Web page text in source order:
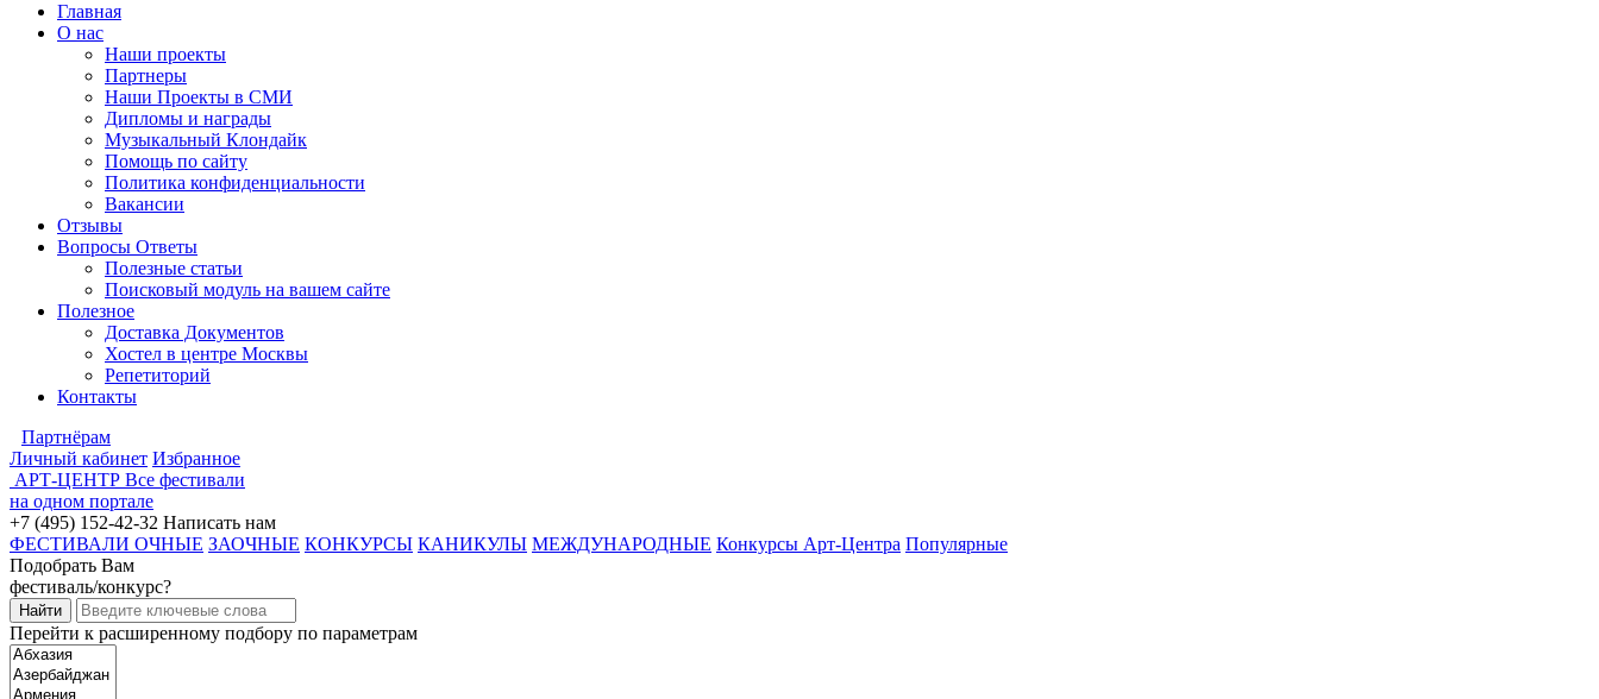
Главная
О нас
Наши проекты
Партнеры
Наши Проекты в СМИ
Дипломы и награды
Музыкальный Клондайк
Помощь по сайту
Политика конфиденциальности
Вакансии
Отзывы
Вопросы Ответы
Полезные статьи
Поисковый модуль на вашем сайте
Полезное
Доставка Документов
Хостел в центре Москвы
Репетиторий
Контакты
Партнёрам
Личный кабинет Избранное
АРТ-ЦЕНТР Все фестивали
на одном портале
+7 (495) 152-42-32 Написать нам
ФЕСТИВАЛИ ОЧНЫЕ ЗАОЧНЫЕ КОНКУРСЫ КАНИКУЛЫ МЕЖДУНАРОДНЫЕ Конкурсы Арт-Центра Популярные
Подобрать Вам
фестиваль/конкурс?
Перейти к расширенному подбору по параметрам